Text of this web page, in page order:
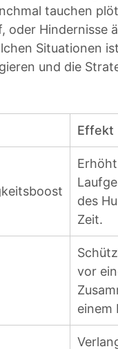
tauchen
oder Hindernisse
Situationen
und die
Effekt
des
Zeit.
vor
einem